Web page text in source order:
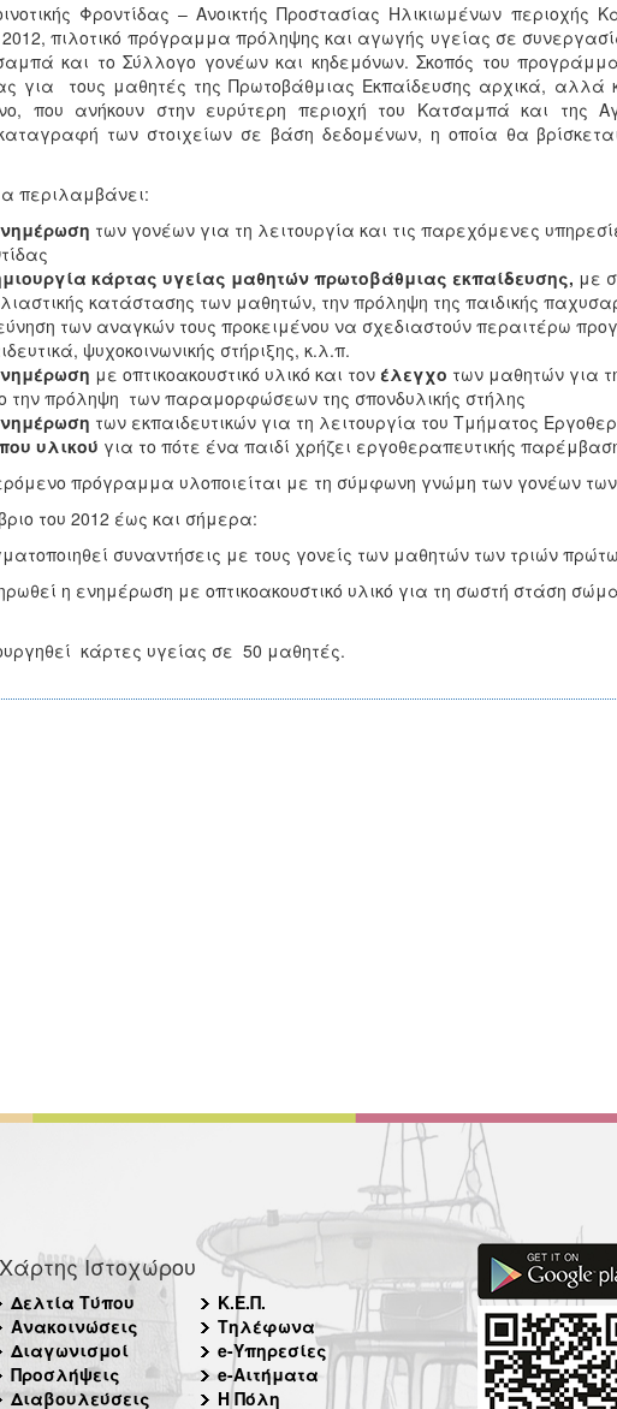
Φροντίδας – Ανοικτής Προστασίας Ηλικιωμένων περιοχής
2012, πιλοτικό πρόγραμμα πρόληψης και αγωγής υγείας σε
και το Σύλλογο γονέων και κηδεμόνων. Σκοπός του
για τους μαθητές της Πρωτοβάθμιας Εκπαίδευσης αρχικά, αλλά
που ανήκουν στην ευρύτερη περιοχή του Κατσαμπά και της
καταγραφή των στοιχείων σε βάση δεδομένων, η οποία θα
περιλαμβάνει:
των γονέων για τη λειτουργία και τις παρεχόμενες
κάρτας υγείας μαθητών πρωτοβάθμιας εκπαίδευσης, με
κατάστασης των μαθητών, την πρόληψη της παιδικής
των αναγκών τους προκειμένου να σχεδιαστούν περαιτέρω
ψυχοκοινωνικής στήριξης, κ.λ.π.
με οπτικοακουστικό υλικό και τον έλεγχο των μαθητών για
την πρόληψη των παραμορφώσεων της σπονδυλικής στήλης
των εκπαιδευτικών για τη λειτουργία του Τμήματος
υλικού για το πότε ένα παιδί χρήζει εργοθεραπευτικής
πρόγραμμα υλοποιείται με τη σύμφωνη γνώμη των γονέων
του 2012 έως και σήμερα:
συναντήσεις με τους γονείς των μαθητών των τριών
η ενημέρωση με οπτικοακουστικό υλικό για τη σωστή στάση
κάρτες υγείας σε 50 μαθητές.
Χάρτης Ιστοχώρου
Δελτία Τύπου
Ανακοινώσεις
Διαγωνισμοί
Προσλήψεις
Διαβουλεύσεις
Κ.Ε.Π.
Τηλέφωνα
e-Υπηρεσίες
e-Αιτήματα
Η Πόλη